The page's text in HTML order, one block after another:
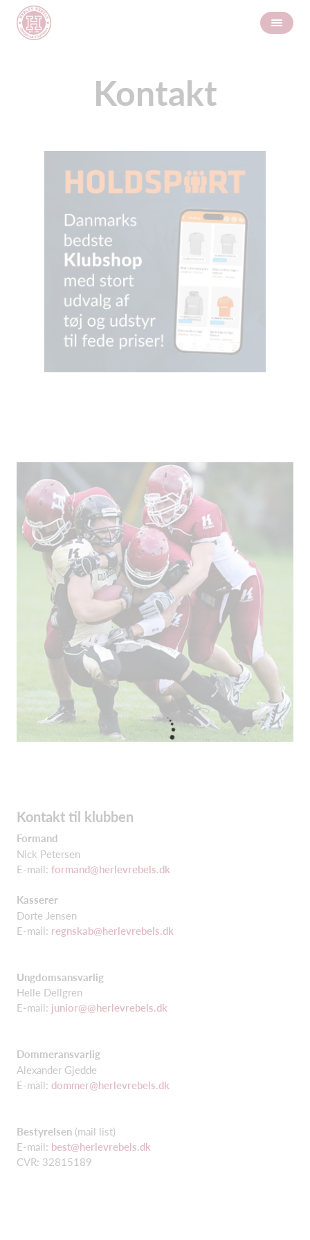
Kontakt
Kontakt til klubben
Formand
Nick Petersen
E-mail: formand@herlevrebels.dk
Kasserer
Dorte Jensen
E-mail: regnskab@herlevrebels.dk
Ungdomsansvarlig
Helle Dellgren
E-mail: junior@@herlevrebels.dk
Dommeransvarlig
Alexander Gjedde
E-mail: dommer@herlevrebels.dk
Bestyrelsen (mail list)
E-mail: best@herlevrebels.dk
CVR: 32815189